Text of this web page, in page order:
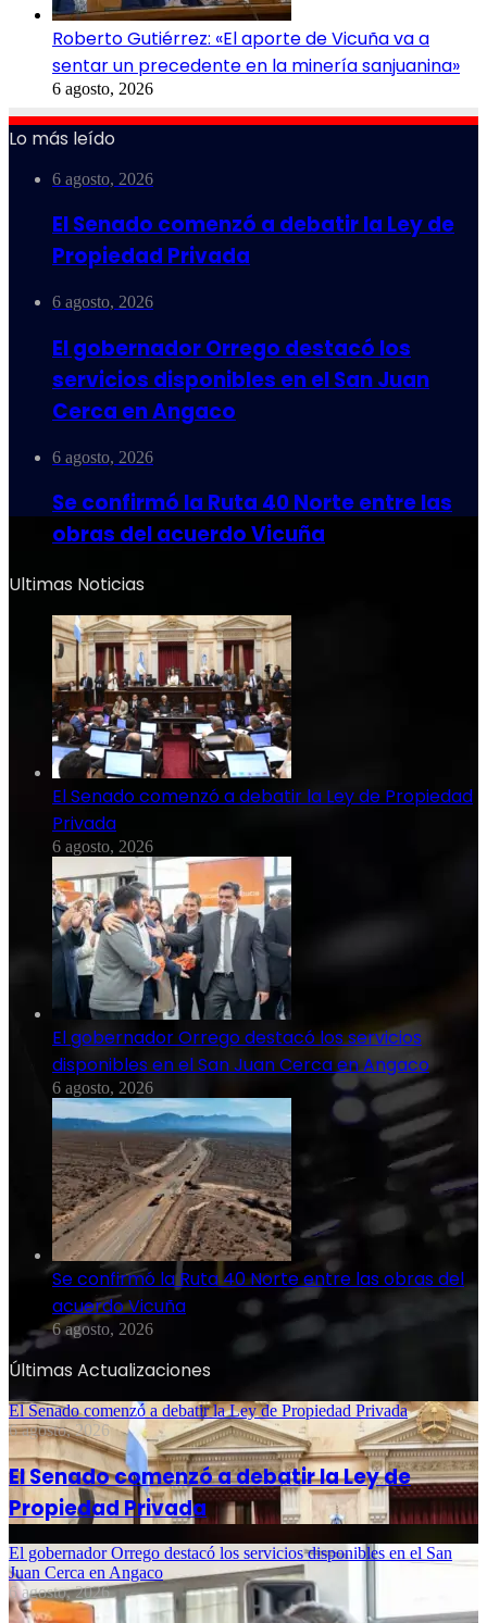
Roberto Gutiérrez: «El aporte de Vicuña va a
sentar un precedente en la minería sanjuanina»
6 agosto, 2026
Lo más leído
6 agosto, 2026
El Senado comenzó a debatir la Ley de
Propiedad Privada
6 agosto, 2026
El gobernador Orrego destacó los
servicios disponibles en el San Juan
Cerca en Angaco
6 agosto, 2026
Se confirmó la Ruta 40 Norte entre las
obras del acuerdo Vicuña
Ultimas Noticias
El Senado comenzó a debatir la Ley de Propiedad
Privada
6 agosto, 2026
El gobernador Orrego destacó los servicios
disponibles en el San Juan Cerca en Angaco
6 agosto, 2026
Se confirmó la Ruta 40 Norte entre las obras del
acuerdo Vicuña
6 agosto, 2026
Últimas Actualizaciones
El Senado comenzó a debatir la Ley de Propiedad Privada
6 agosto, 2026
El Senado comenzó a debatir la Ley de
Propiedad Privada
El gobernador Orrego destacó los servicios disponibles en el San
Juan Cerca en Angaco
6 agosto, 2026